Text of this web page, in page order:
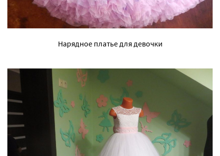
Нарядное платье для девочки